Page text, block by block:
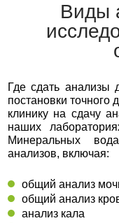
Виды
Где сдать анализы
постановки точного
клинику на сдачу
наших
Минеральных
анализов, включая:
общий анализ
общий анализ
анализ кала